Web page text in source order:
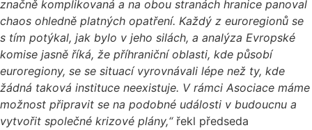
značně komplikovaná a na obou stranách hranice panoval
chaos ohledně platných opatření. Každý z euroregionů se
s tím potýkal, jak bylo v jeho silách, a analýza Evropské
komise jasně říká, že příhraniční oblasti, kde působí
euroregiony, se se situací vyrovnávali lépe než ty, kde
žádná taková instituce neexistuje. V rámci Asociace máme
možnost připravit se na podobné události v budoucnu a
vytvořit společné krizové plány,“ řekl předseda